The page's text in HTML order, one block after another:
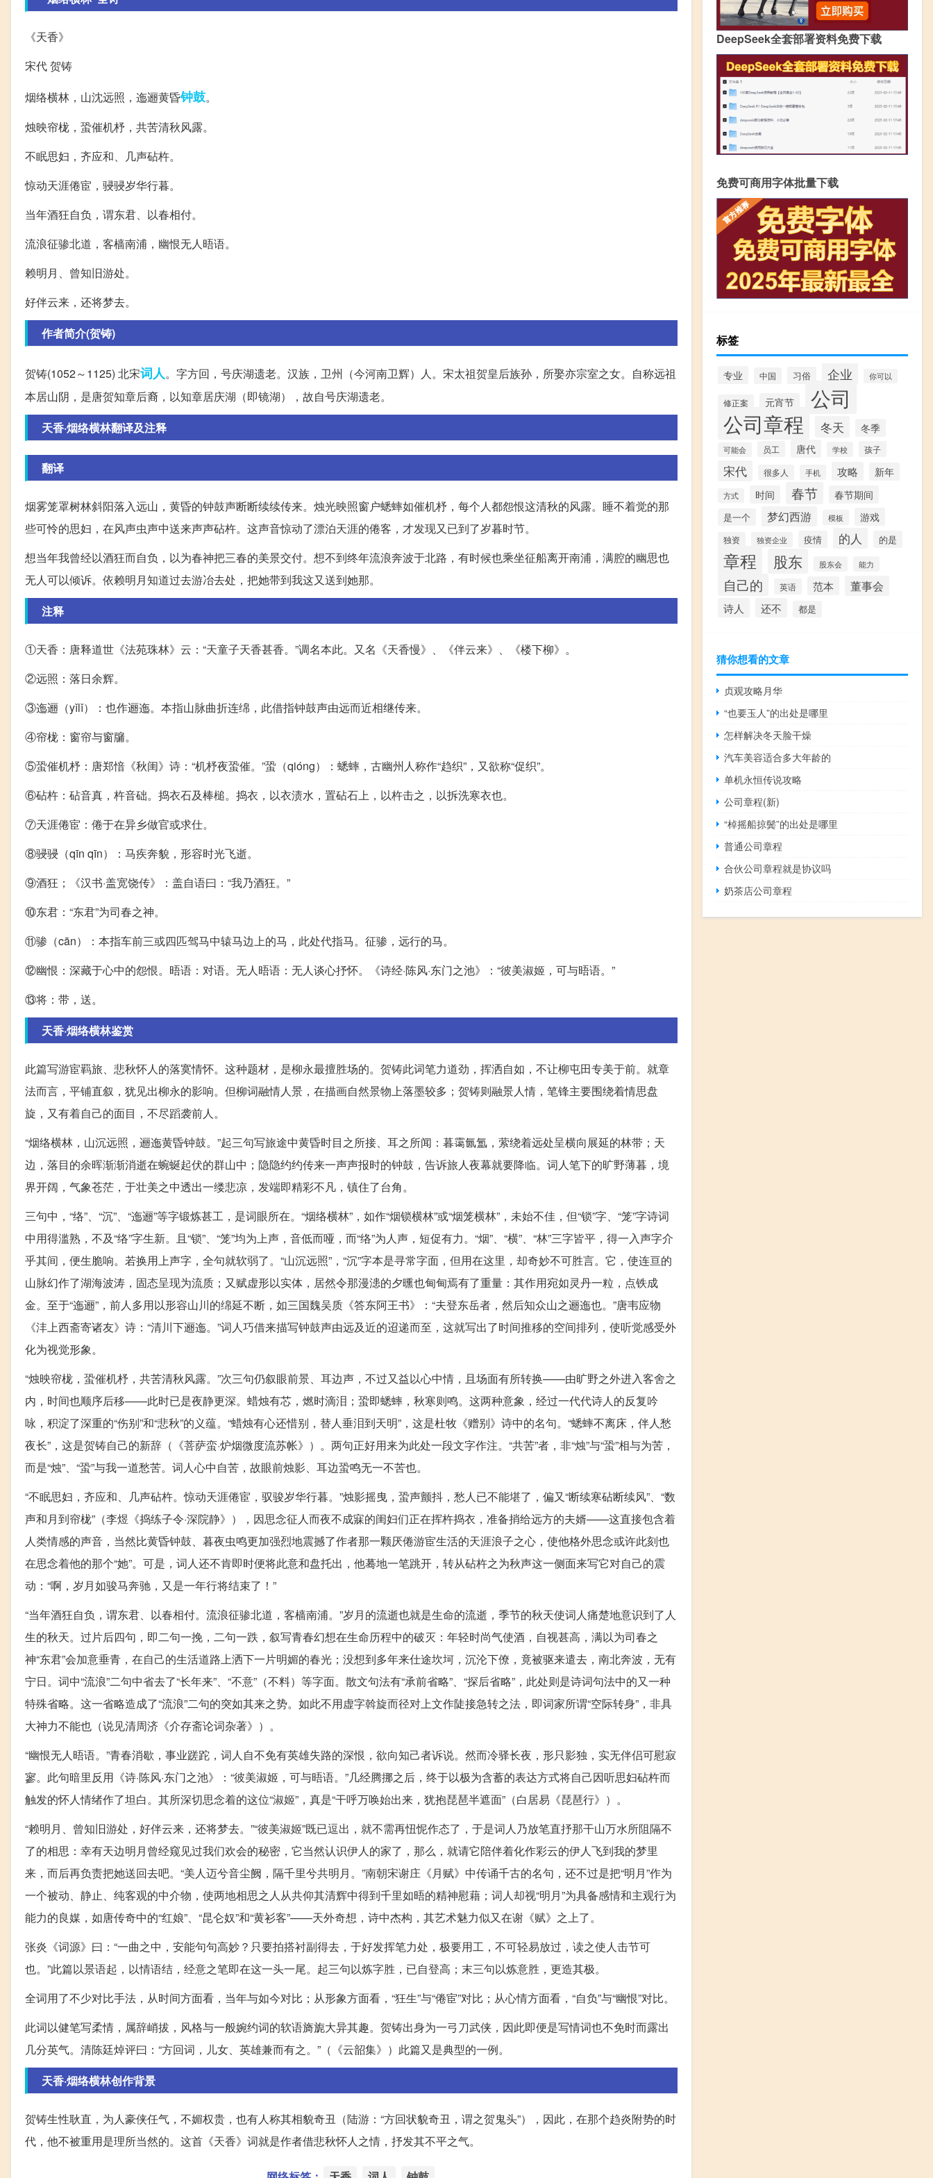
《天香》
宋代 贺铸
烟络横林，山沈远照，迤逦黄昏钟鼓。
烛映帘栊，蛩催机杼，共苦清秋风露。
不眠思妇，齐应和、几声砧杵。
惊动天涯倦宦，骎骎岁华行暮。
当年酒狂自负，谓东君、以春相付。
流浪征骖北道，客樯南浦，幽恨无人晤语。
赖明月、曾知旧游处。
好伴云来，还将梦去。
作者简介(贺铸)
贺铸(1052～1125) 北宋词人。字方回，号庆湖遗老。汉族，卫州（今河南卫辉）人。宋太祖贺皇后族孙，所娶亦宗室之女。自称远祖
本居山阴，是唐贺知章后裔，以知章居庆湖（即镜湖），故自号庆湖遗老。
天香·烟络横林翻译及注释
翻译
烟雾笼罩树林斜阳落入远山，黄昏的钟鼓声断断续续传来。烛光映照窗户蟋蟀如催机杼，每个人都怨恨这清秋的风露。睡不着觉的那
些可怜的思妇，在风声虫声中送来声声砧杵。这声音惊动了漂泊天涯的倦客，才发现又已到了岁暮时节。
想当年我曾经以酒狂而自负，以为春神把三春的美景交付。想不到终年流浪奔波于北路，有时候也乘坐征船离开南浦，满腔的幽思也
无人可以倾诉。依赖明月知道过去游冶去处，把她带到我这又送到她那。
注释
①天香：唐释道世《法苑珠林》云：“天童子天香甚香。”调名本此。又名《天香慢》、《伴云来》、《楼下柳》。
②远照：落日余辉。
③迤逦（yǐlǐ）：也作逦迤。本指山脉曲折连绵，此借指钟鼓声由远而近相继传来。
④帘栊：窗帘与窗牖。
⑤蛩催机杼：唐郑愔《秋闺》诗：“机杼夜蛩催。”蛩（qióng）：蟋蟀，古幽州人称作“趋织”，又欲称“促织”。
⑥砧杵：砧音真，杵音础。捣衣石及棒槌。捣衣，以衣渍水，置砧石上，以杵击之，以拆洗寒衣也。
⑦天涯倦宦：倦于在异乡做官或求仕。
⑧骎骎（qīn qīn）：马疾奔貌，形容时光飞逝。
⑨酒狂；《汉书·盖宽饶传》：盖自语曰：“我乃酒狂。”
⑩东君：“东君”为司春之神。
⑪骖（cān）：本指车前三或四匹驾马中辕马边上的马，此处代指马。征骖，远行的马。
⑫幽恨：深藏于心中的怨恨。晤语：对语。无人晤语：无人谈心抒怀。《诗经·陈风·东门之池》：“彼美淑姬，可与晤语。”
⑬将：带，送。
天香·烟络横林鉴赏
此篇写游宦羁旅、悲秋怀人的落寞情怀。这种题材，是柳永最擅胜场的。贺铸此词笔力道劲，挥洒自如，不让柳屯田专美于前。就章
法而言，平铺直叙，犹见出柳永的影响。但柳词融情人景，在描画自然景物上落墨较多；贺铸则融景人情，笔锋主要围绕着情思盘
旋，又有着自己的面目，不尽蹈袭前人。
“烟络横林，山沉远照，逦迤黄昏钟鼓。”起三句写旅途中黄昏时目之所接、耳之所闻：暮霭氤氲，萦绕着远处呈横向展延的林带；天
边，落目的余晖渐渐消逝在蜿蜒起伏的群山中；隐隐约约传来一声声报时的钟鼓，告诉旅人夜幕就要降临。词人笔下的旷野薄暮，境
界开阔，气象苍茫，于壮美之中透出一缕悲凉，发端即精彩不凡，镇住了台角。
三句中，“络”、“沉”、“迤逦”等字锻炼甚工，是词眼所在。“烟络横林”，如作“烟锁横林”或“烟笼横林”，未始不佳，但“锁”字、“笼”字诗词
中用得滥熟，不及“络”字生新。且“锁”、“笼”均为上声，音低而哑，而“络”为人声，短促有力。“烟”、“横”、“林”三字皆平，得一入声字介
乎其间，便生脆响。若换用上声字，全句就软弱了。“山沉远照”，“沉”字本是寻常字面，但用在这里，却奇妙不可胜言。它，使连亘的
山脉幻作了湖海波涛，固态呈现为流质；又赋虚形以实体，居然令那漫漶的夕曛也甸甸焉有了重量：其作用宛如灵丹一粒，点铁成
金。至于“迤逦”，前人多用以形容山川的绵延不断，如三国魏吴质《答东阿王书》：“夫登东岳者，然后知众山之逦迤也。”唐韦应物
《沣上西斋寄诸友》诗：“清川下逦迤。”词人巧借来描写钟鼓声由远及近的迢递而至，这就写出了时间推移的空间排列，使听觉感受外
化为视觉形象。
“烛映帘栊，蛩催机杼，共苦清秋风露。”次三句仍叙眼前景、耳边声，不过又益以心中情，且场面有所转换——由旷野之外进入客舍之
内，时间也顺序后移——此时已是夜静更深。蜡烛有芯，燃时滴泪；蛩即蟋蟀，秋寒则鸣。这两种意象，经过一代代诗人的反复吟
咏，积淀了深重的“伤别”和“悲秋”的义蕴。“蜡烛有心还惜别，替人垂泪到天明”，这是杜牧《赠别》诗中的名句。“蟋蟀不离床，伴人愁
夜长”，这是贺铸自己的新辞（《菩萨蛮·炉烟微度流苏帐》）。两句正好用来为此处一段文字作注。“共苦”者，非“烛”与“蛩”相与为苦，
而是“烛”、“蛩”与我一道愁苦。词人心中自苦，故眼前烛影、耳边蛩鸣无一不苦也。
“不眠思妇，齐应和、几声砧杵。惊动天涯倦宦，驭骏岁华行暮。”烛影摇曳，蛩声颤抖，愁人已不能堪了，偏又“断续寒砧断续风”、“数
声和月到帘栊”（李煜《捣练子令·深院静》），因思念征人而夜不成寐的闺妇们正在挥杵捣衣，准备捎给远方的夫婿——这直接包含着
人类情感的声音，当然比黄昏钟鼓、暮夜虫鸣更加强烈地震撼了作者那一颗厌倦游宦生活的天涯浪子之心，使他格外思念或许此刻也
在思念着他的那个“她”。可是，词人还不肯即时便将此意和盘托出，他蓦地一笔跳开，转从砧杵之为秋声这一侧面来写它对自己的震
动：“啊，岁月如骏马奔驰，又是一年行将结束了！”
“当年酒狂自负，谓东君、以春相付。流浪征骖北道，客樯南浦。”岁月的流逝也就是生命的流逝，季节的秋天使词人痛楚地意识到了人
生的秋天。过片后四句，即二句一挽，二句一跌，叙写青春幻想在生命历程中的破灭：年轻时尚气使酒，自视甚高，满以为司春之
神“东君”会加意垂青，在自己的生活道路上洒下一片明媚的春光；没想到多年来仕途坎坷，沉沦下僚，竟被驱来遣去，南北奔波，无有
宁日。词中“流浪”二句中省去了“长年来”、“不意”（不料）等字面。散文句法有“承前省略”、“探后省略”，此处则是诗词句法中的又一种
特殊省略。这一省略造成了“流浪”二句的突如其来之势。如此不用虚字斡旋而径对上文作陡接急转之法，即词家所谓“空际转身”，非具
大神力不能也（说见清周济《介存斋论词杂著》）。
“幽恨无人晤语。”青春消歇，事业蹉跎，词人自不免有英雄失路的深恨，欲向知己者诉说。然而冷驿长夜，形只影独，实无伴侣可慰寂
寥。此句暗里反用《诗·陈风·东门之池》：“彼美淑姬，可与晤语。”几经腾挪之后，终于以极为含蓄的表达方式将自己因听思妇砧杵而
触发的怀人情绪作了坦白。其所深切思念着的这位“淑姬”，真是“干呼万唤始出来，犹抱琵琶半遮面”（白居易《琵琶行》）。
“赖明月、曾知旧游处，好伴云来，还将梦去。”“彼美淑姬”既已逗出，就不需再忸怩作态了，于是词人乃放笔直抒那干山万水所阻隔不
了的相思：幸有天边明月曾经窥见过我们欢会的秘密，它当然认识伊人的家了，那么，就请它陪伴着化作彩云的伊人飞到我的梦里
来，而后再负责把她送回去吧。“美人迈兮音尘阙，隔千里兮共明月。”南朝宋谢庄《月赋》中传诵千古的名句，还不过是把“明月”作为
一个被动、静止、纯客观的中介物，使两地相思之人从共仰其清辉中得到千里如晤的精神慰藉；词人却视“明月”为具备感情和主观行为
能力的良媒，如唐传奇中的“红娘”、“昆仑奴”和“黄衫客”——天外奇想，诗中杰构，其艺术魅力似又在谢《赋》之上了。
张炎《词源》曰：“一曲之中，安能句句高妙？只要拍搭衬副得去，于好发挥笔力处，极要用工，不可轻易放过，读之使人击节可
也。”此篇以景语起，以情语结，经意之笔即在这一头一尾。起三句以炼字胜，已自登高；末三句以炼意胜，更造其极。
全词用了不少对比手法，从时间方面看，当年与如今对比；从形象方面看，“狂生”与“倦宦”对比；从心情方面看，“自负”与“幽恨”对比。
此词以健笔写柔情，属辞峭拔，风格与一般婉约词的软语旖旎大异其趣。贺铸出身为一弓刀武侠，因此即便是写情词也不免时而露出
几分英气。清陈廷焯评曰：“方回词，儿女、英雄兼而有之。”（《云韶集》）此篇又是典型的一例。
天香·烟络横林创作背景
贺铸生性耿直，为人豪侠任气，不媚权贵，也有人称其相貌奇丑（陆游：“方回状貌奇丑，谓之贺鬼头”），因此，在那个趋炎附势的时
代，他不被重用是理所当然的。这首《天香》词就是作者借悲秋怀人之情，抒发其不平之气。
DeepSeek全套部署资料免费下载
免费可商用字体批量下载
标签
专业 中国 习俗 企业 你可以
修正案 元宵节 公司
公司章程 冬天 冬季
可能会 员工 唐代 学校 孩子
宋代 很多人 手机 攻略 新年
方式 时间 春节 春节期间
是一个 梦幻西游 模板 游戏
独资 独资企业 疫情 的人 的是
章程 股东 股东会 能力
自己的 英语 范本 董事会
诗人 还不 都是
猜你想看的文章
贞观攻略月华
“也要玉人”的出处是哪里
怎样解决冬天脸干燥
汽车美容适合多大年龄的
单机永恒传说攻略
公司章程(新)
“棹摇船掠鬓”的出处是哪里
普通公司章程
合伙公司章程就是协议吗
奶茶店公司章程